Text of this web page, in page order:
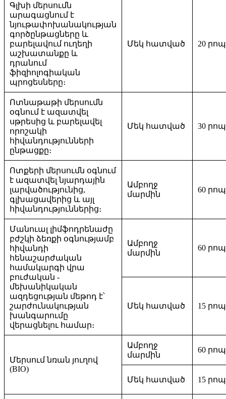
Գլխի մերսումն
արագացնում է
նյութափոխանակության
գործընթացները և
բարելավում ուղեղի
աշխատանքը և
դրանում
ֆիզիոլոգիական
պրոցեսները։
Մեկ հատված 20
Ոտնաթաթի մերսումն
օգնում է ազատվել
սթրեսից և բարելավել
որոշակի
հիվանդությունների
ընթացքը։
Մեկ հատված 30
Ոտքերի մերսումն օգնում
է ազատվել նյարդային
լարվածությունից,
գլխացավերից և այլ
հիվանդություններից։
Ամբողջ
մարմին
60
Մանուալ լիմֆոդրենաժը
բժշկի ձեռքի օգնությամբ
հիվանդի
հենաշարժական
համակարգի վրա
բուժական -
մեխանիկական
ազդեցության մեթոդ է՝
շարժունակության
խանգարումը
վերացնելու համար։
Ամբողջ
մարմին
60
Մեկ հատված 15
Մերսում նռան յուղով
(BIO)
Ամբողջ
մարմին
60
Մեկ հատված 15